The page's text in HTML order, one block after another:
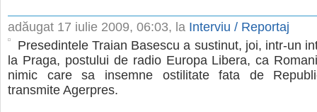
adăugat 17 iulie 2009, 06:03, la Interviu / Reportaj
Presedintele Traian Basescu a sustinut, joi, intr-un
la Praga, postului de radio Europa Libera, ca
nimic care sa insemne ostilitate fata de
transmite Agerpres.